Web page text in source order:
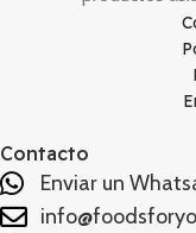
Contacto
Enviar un